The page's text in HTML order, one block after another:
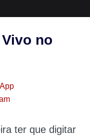
no
ter que digitar